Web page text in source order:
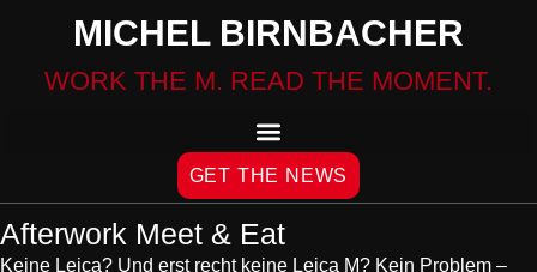
MICHEL BIRNBACHER
WORK THE M. READ THE MOMENT.
GET THE NEWS
Afterwork Meet & Eat
Keine Leica? Und erst recht keine Leica M? Kein Problem –